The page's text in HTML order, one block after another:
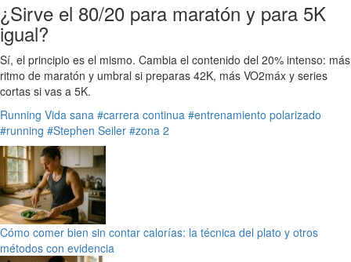
¿Sirve el 80/20 para maratón y para 5K
igual?
Sí, el principio es el mismo. Cambia el contenido del 20% intenso: más
ritmo de maratón y umbral si preparas 42K, más VO2máx y series
cortas si vas a 5K.
Running Vida sana #carrera continua #entrenamiento polarizado
#running #Stephen Seiler #zona 2
Cómo comer bien sin contar calorías: la técnica del plato y otros
métodos con evidencia